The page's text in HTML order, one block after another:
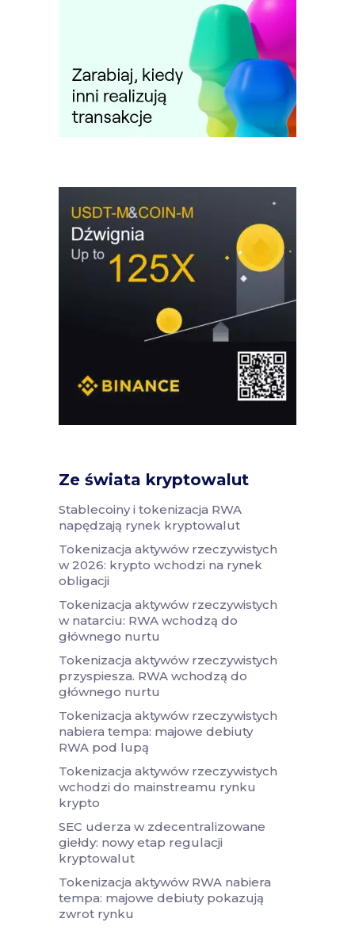
Ze świata kryptowalut
Stablecoiny i tokenizacja RWA
napędzają rynek kryptowalut
Tokenizacja aktywów rzeczywistych
w 2026: krypto wchodzi na rynek
obligacji
Tokenizacja aktywów rzeczywistych
w natarciu: RWA wchodzą do
głównego nurtu
Tokenizacja aktywów rzeczywistych
przyspiesza. RWA wchodzą do
głównego nurtu
Tokenizacja aktywów rzeczywistych
nabiera tempa: majowe debiuty
RWA pod lupą
Tokenizacja aktywów rzeczywistych
wchodzi do mainstreamu rynku
krypto
SEC uderza w zdecentralizowane
giełdy: nowy etap regulacji
kryptowalut
Tokenizacja aktywów RWA nabiera
tempa: majowe debiuty pokazują
zwrot rynku